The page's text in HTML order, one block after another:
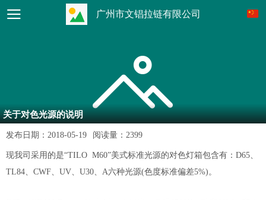
广州市文锠拉链有限公司
关于对色光源的说明
发布日期： 2018-05-19 阅读量： 2399
现我司采用的是“TILO M60”美式标准光源的对色灯箱包含有：D65、
TL84、CWF、UV、U30、A六种光源(色度标准偏差5%)。